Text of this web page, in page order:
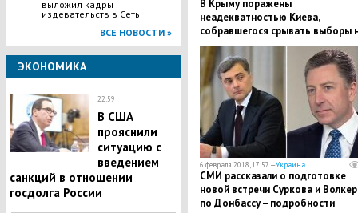
выложил кадры
издевательств в Сеть
ВСЕ НОВОСТИ »
ЭКОНОМИКА
22:59
В США
прояснили
ситуацию с
введением
санкций в отношении
госдолга России
В Крыму поражены
неадекватностью Киева,
собравшегося срывать выборы
полуострове
6 февраля 2018, 17:57 —Украина
СМИ рассказали о подготовке
новой встречи Суркова и
по Донбассу – подробности